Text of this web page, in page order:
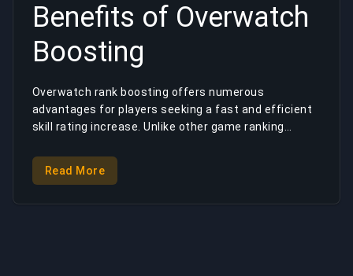
Benefits of Overwatch
Boosting
Overwatch rank boosting offers numerous
advantages for players seeking a fast and efficient
skill rating increase. Unlike other game ranking
highest achieved rating throughout the season, even
if their current skill rating drops. This makes
Read More